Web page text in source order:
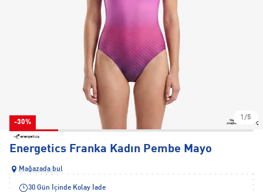
-30%
1/5
Energetics Franka Kadın Pembe Mayo
Mağazada bul
30 Gün İçinde Kolay İade